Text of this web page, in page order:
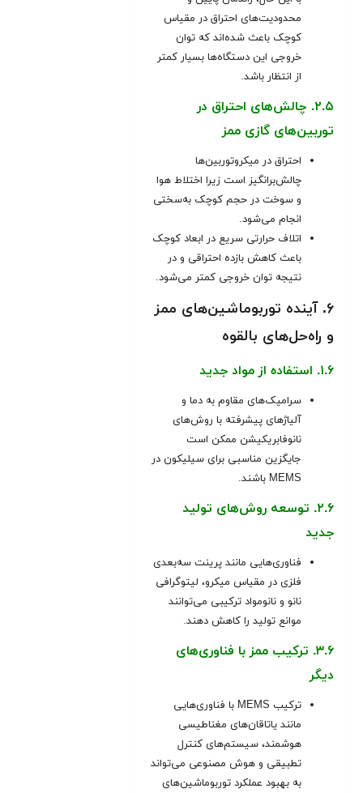
محدودیت‌های احتراق در مقیاس
کوچک باعث شده‌اند که توان
خروجی این دستگاه‌ها بسیار کمتر
از انتظار باشد.
۲.۵. چالش‌های احتراق در
توربین‌های گازی ممز
احتراق در میکروتوربین‌ها
چالش‌برانگیز است زیرا اختلاط هوا
و سوخت در حجم کوچک به‌سختی
انجام می‌شود.
اتلاف حرارتی سریع در ابعاد کوچک
باعث کاهش بازده احتراقی و در
نتیجه توان خروجی کمتر می‌شود.
۶. آینده توربوماشین‌های ممز
و راه‌حل‌های بالقوه
۱.۶. استفاده از مواد جدید
سرامیک‌های مقاوم به دما و
آلیاژهای پیشرفته با روش‌های
نانوفابریکیشن ممکن است
جایگزین مناسبی برای سیلیکون در
MEMS باشند.
۲.۶. توسعه روش‌های تولید
جدید
فناوری‌هایی مانند پرینت سه‌بعدی
فلزی در مقیاس میکرو، لیتوگرافی
نانو و نانومواد ترکیبی می‌توانند
موانع تولید را کاهش دهند.
۳.۶. ترکیب ممز با فناوری‌های
دیگر
ترکیب MEMS با فناوری‌هایی
مانند یاتاقان‌های مغناطیسی
هوشمند، سیستم‌های کنترل
تطبیقی و هوش مصنوعی می‌تواند
به بهبود عملکرد توربوماشین‌های